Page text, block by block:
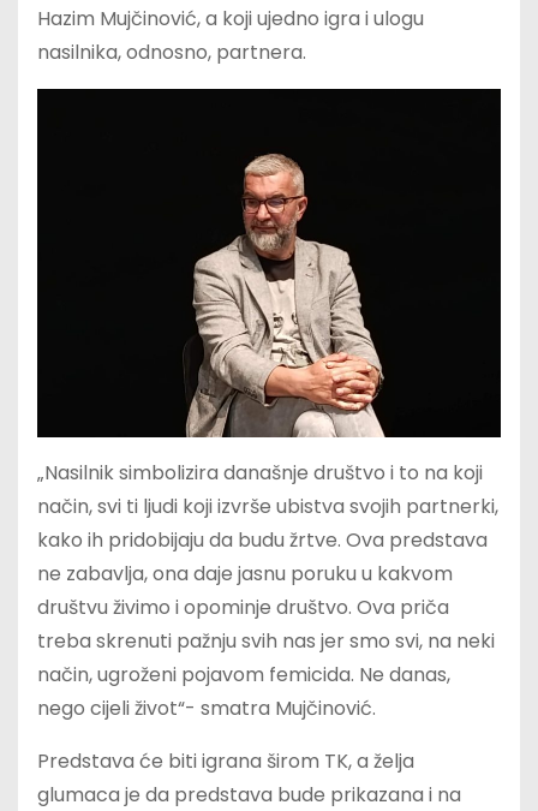
Hazim Mujčinović, a koji ujedno igra i ulogu
nasilnika, odnosno, partnera.
„Nasilnik simbolizira današnje društvo i to na koji
način, svi ti ljudi koji izvrše ubistva svojih partnerki,
kako ih pridobijaju da budu žrtve. Ova predstava
ne zabavlja, ona daje jasnu poruku u kakvom
društvu živimo i opominje društvo. Ova priča
treba skrenuti pažnju svih nas jer smo svi, na neki
način, ugroženi pojavom femicida. Ne danas,
nego cijeli život“- smatra Mujčinović.
Predstava će biti igrana širom TK, a želja
glumaca je da predstava bude prikazana i na